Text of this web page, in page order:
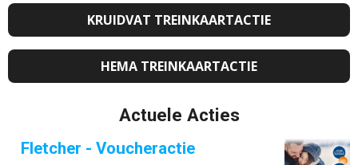
KRUIDVAT TREINKAARTACTIE
HEMA TREINKAARTACTIE
Actuele Acties
Fletcher - Voucheractie